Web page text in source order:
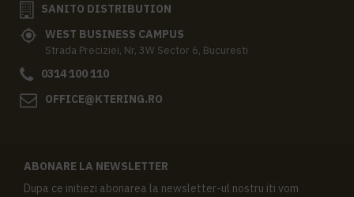
SANITO DISTRIBUTION
WEST BUSINESS CAMPUS
Strada Preciziei, Nr, 3W Sector 6, Bucuresti
0314 100 110
OFFICE@KTERING.RO
ABONARE LA NEWSLETTER
Dupa ce initiezi abonarea la newsletter-ul nostru iti vom